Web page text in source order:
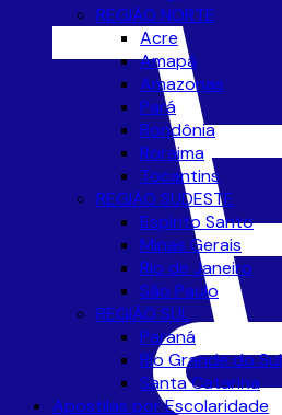
REGIÃO NORTE
Acre
Amapá
Amazonas
Pará
Rondônia
Roraima
Tocantins
REGIÃO SUDESTE
Espírito Santo
Minas Gerais
Rio de Janeiro
São Paulo
REGIÃO SUL
Paraná
Rio Grande do Sul
Santa Catarina
Apostilas por Escolaridade